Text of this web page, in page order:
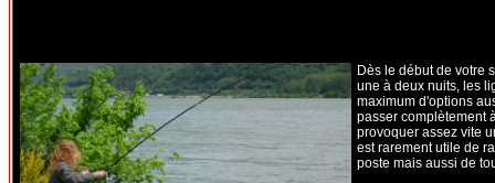
Dès le début de votre
une à deux nuits, les
maximum d'options
passer complètement
provoquer assez vite
est rarement utile de
poste mais aussi de